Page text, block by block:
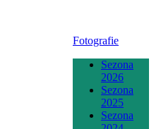
Fotografie
Sezona
2026
Sezona
2025
Sezona